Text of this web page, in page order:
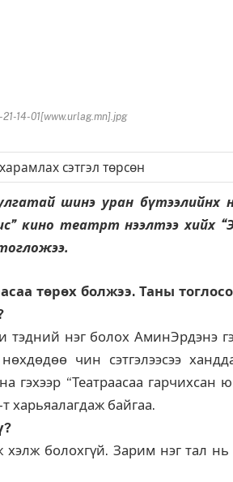
14-01[www.urlag.mn].jpg
шинэ уран бүтээлийнх
кино театрт нээлтээ хийх
төрөх болжээ. Таны
тэдний нэг болох АминЭрдэнэ
чин сэтгэлээсээ
гэхээр “Театраасаа гарчихсан
харьяалагдаж байгаа.
болохгүй. Зарим нэг тал нь